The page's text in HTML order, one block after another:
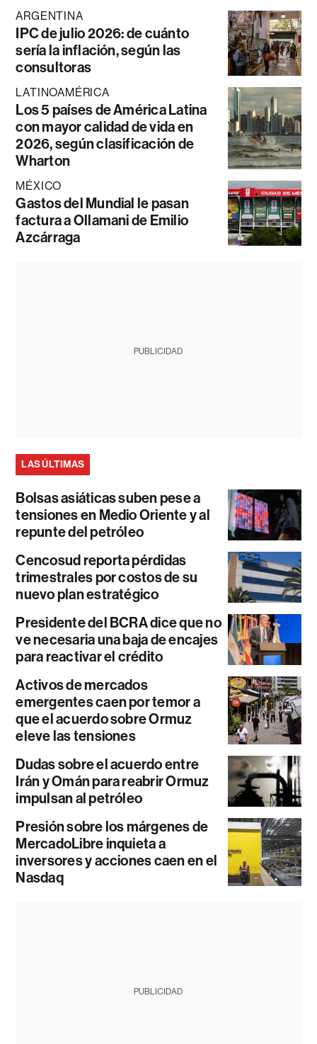
ARGENTINA
IPC de julio 2026: de cuánto
sería la inflación, según las
consultoras
LATINOAMÉRICA
Los 5 países de América Latina
con mayor calidad de vida en
2026, según clasificación de
Wharton
MÉXICO
Gastos del Mundial le pasan
factura a Ollamani de Emilio
Azcárraga
PUBLICIDAD
LAS ÚLTIMAS
Bolsas asiáticas suben pese a
tensiones en Medio Oriente y al
repunte del petróleo
Cencosud reporta pérdidas
trimestrales por costos de su
nuevo plan estratégico
Presidente del BCRA dice que no
ve necesaria una baja de encajes
para reactivar el crédito
Activos de mercados
emergentes caen por temor a
que el acuerdo sobre Ormuz
eleve las tensiones
Dudas sobre el acuerdo entre
Irán y Omán para reabrir Ormuz
impulsan al petróleo
Presión sobre los márgenes de
MercadoLibre inquieta a
inversores y acciones caen en el
Nasdaq
PUBLICIDAD